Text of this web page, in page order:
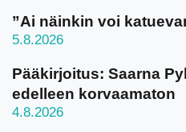
”Ai näinkin voi
5.8.2026
Pääkirjoitus: Saarna
edelleen korvaamaton
4.8.2026